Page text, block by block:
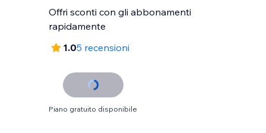
Offri sconti con gli abbonamenti
rapidamente
1.05 recensioni
Piano gratuito disponibile